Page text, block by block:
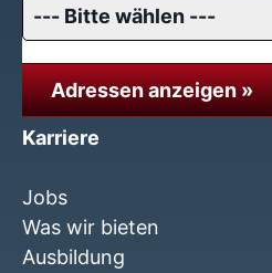
Adressen anzeigen »
Karriere
Jobs
Was wir bieten
Ausbildung